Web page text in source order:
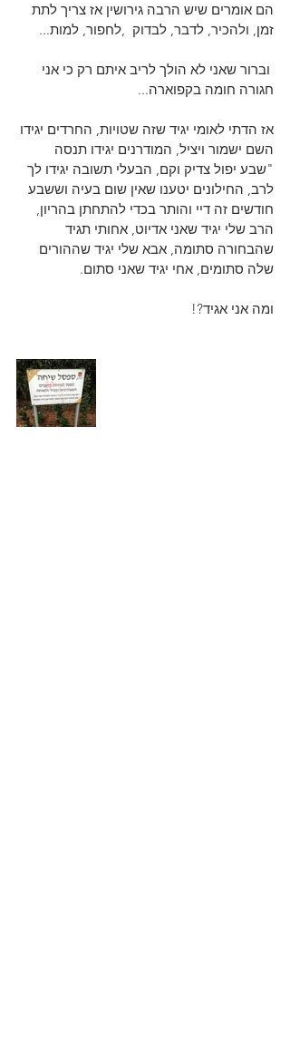
הם אומרים שיש הרבה גירושין אז צריך לתת
זמן, ולהכיר, לדבר, לבדוק  ,לחפור, למות...
וברור שאני לא הולך לריב איתם רק כי אני
חגורה חומה בקפוארה...
אז הדתי לאומי יגיד שזה שטויות, החרדים יגידו
השם ישמור ויציל, המודרנים יגידו תנסה
"שבע יפול צדיק וקם, הבעלי תשובה יגידו לך
לרב, החילונים יטענו שאין שום בעיה וששבע
חודשים זה דיי והותר בכדי להתחתן בהריון,
הרב שלי יגיד שאני אדיוט, אחותי תגיד
שהבחורה סתומה, אבא שלי יגיד שההורים
שלה סתומים, אחי יגיד שאני סתום.
ומה אני אגיד?!